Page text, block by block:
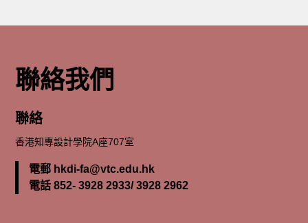
聯絡我們
聯絡
香港知專設計學院A座707室
電郵 hkdi-fa@vtc.edu.hk
電話 852- 3928 2933/ 3928 2962